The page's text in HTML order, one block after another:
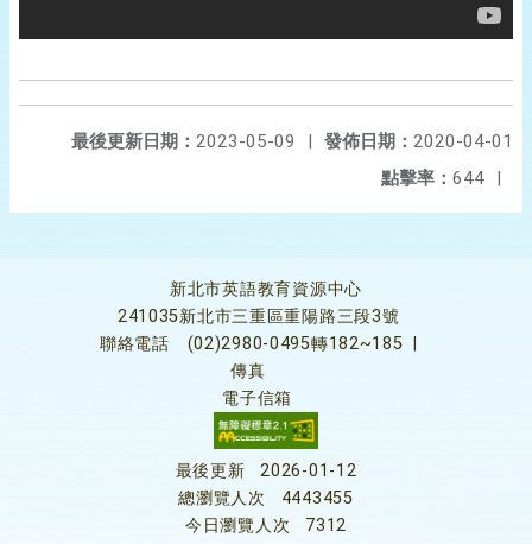
發佈日期： 2020-04-01
最後更新日期： 2023-05-09
|
點擊率： 644 |
新北市英語教育資源中心
241035新北市三重區重陽路三段3號
聯絡電話
(02)2980-0495轉182~185
傳真
電子信箱
最後更新
2026-01-12
總瀏覽人次
4443455
今日瀏覽人次
7312